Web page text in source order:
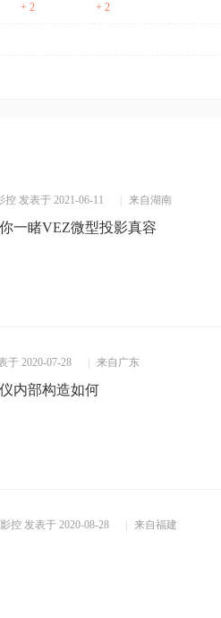
+ 2 + 2
控 发表于 2021-06-11 来自湖南
一睹VEZ微型投影真容
于 2020-07-28 来自广东
内部构造如何
控 发表于 2020-08-28 来自福建